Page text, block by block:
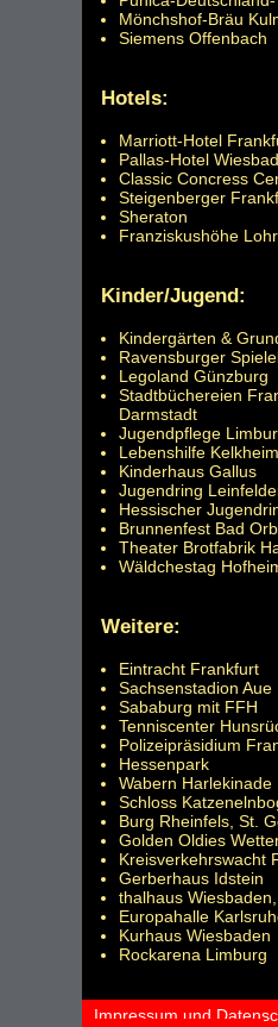
Mönchshof-Bräu
Siemens Offenbach
Hotels:
Marriott-Hotel
Pallas-Hotel
Classic Concress
Steigenberger
Sheraton
Franziskushöhe
Kinder/Jugend:
Kindergärten &
Ravensburger
Legoland Günzburg
Stadtbüchereien
Darmstadt
Jugendpflege
Lebenshilfe Kelkheim
Kinderhaus Gallus
Jugendring
Hessischer
Brunnenfest Bad Orb
Theater Brotfabrik
Wäldchestag
Weitere:
Eintracht Frankfurt
Sachsenstadion Aue
Sababurg mit FFH
Tenniscenter
Polizeipräsidium
Hessenpark
Wabern Harlekinade
Schloss
Burg Rheinfels, St.
Golden Oldies
Kreisverkehrswacht
Gerberhaus Idstein
thalhaus
Europahalle
Kurhaus Wiesbaden
Rockarena Limburg
Impressum und